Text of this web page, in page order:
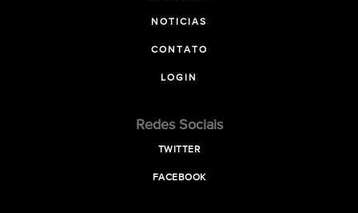
NOTICIAS
CONTATO
LOGIN
Redes Sociais
TWITTER
FACEBOOK